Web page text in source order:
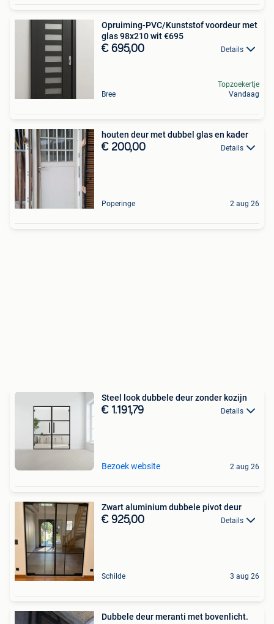
Opruiming-PVC/Kunststof voordeur met
glas 98x210 wit €695
€ 695,00 Details
Bree
Topzoekertje
Vandaag
houten deur met dubbel glas en kader
€ 200,00 Details
Poperinge 2 aug 26
Steel look dubbele deur zonder kozijn
€ 1.191,79 Details
Bezoek website 2 aug 26
Zwart aluminium dubbele pivot deur
€ 925,00 Details
Schilde 3 aug 26
Dubbele deur meranti met bovenlicht.